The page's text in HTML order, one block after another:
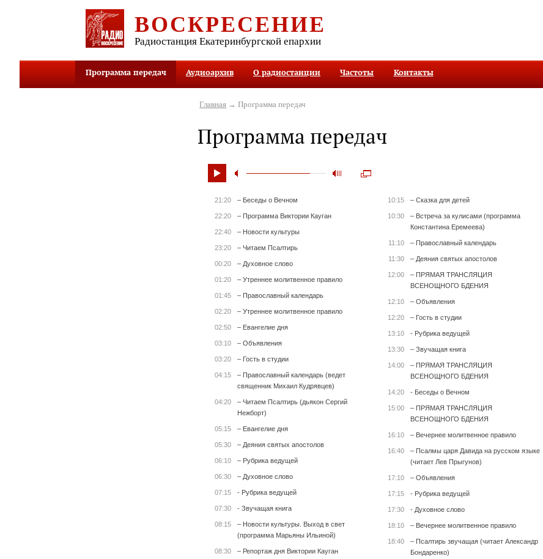
ВОСКРЕСЕНИЕ
Радиостанция Екатеринбургской епархии
Программа передач Аудиоархив О радиостанции Частоты Контакты
Главная → Программа передач
Программа передач
21:20 – Беседы о Вечном
22:20 – Программа Виктории Кауган
22:40 – Новости культуры
23:20 – Читаем Псалтирь
00:20 – Духовное слово
01:20 – Утреннее молитвенное правило
01:45 – Православный календарь
02:20 – Утреннее молитвенное правило
02:50 – Евангелие дня
03:10 – Объявления
03:20 – Гость в студии
04:15
– Православный календарь (ведет
священник Михаил Кудрявцев)
04:20
– Читаем Псалтирь (дьякон Сергий
Нежборт)
05:15 – Евангелие дня
05:30 – Деяния святых апостолов
06:10 – Рубрика ведущей
06:30 – Духовное слово
07:15 - Рубрика ведущей
07:30 - Звучащая книга
08:15
– Новости культуры. Выход в свет
(программа Марьяны Ильиной)
08:30 – Репортаж дня Виктории Кауган
10:15 – Сказка для детей
10:30
– Встреча за кулисами (программа
Константина Еремеева)
11:10 – Православный календарь
11:30 – Деяния святых апостолов
12:00
– ПРЯМАЯ ТРАНСЛЯЦИЯ
ВСЕНОЩНОГО БДЕНИЯ
12:10 – Объявления
12:20 – Гость в студии
13:10 - Рубрика ведущей
13:30 – Звучащая книга
14:00
– ПРЯМАЯ ТРАНСЛЯЦИЯ
ВСЕНОЩНОГО БДЕНИЯ
14:20 - Беседы о Вечном
15:00
– ПРЯМАЯ ТРАНСЛЯЦИЯ
ВСЕНОЩНОГО БДЕНИЯ
16:10 – Вечернее молитвенное правило
16:40
– Псалмы царя Давида на русском языке
(читает Лев Прыгунов)
17:10 – Объявления
17:15 - Рубрика ведущей
17:30 - Духовное слово
18:10 – Вечернее молитвенное правило
18:40
– Псалтирь звучащая (читает Александр
Бондаренко)